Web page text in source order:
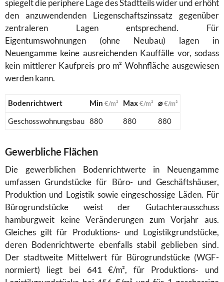
spiegelt die periphere Lage des Stadtteils wider und erhöht
den anzuwendenden Liegenschaftszinssatz gegenüber
zentraleren Lagen entsprechend. Für
Eigentumswohnungen (ohne Neubau) lagen in
Neuengamme keine ausreichenden Kauffälle vor, sodass
kein mittlerer Kaufpreis pro m² Wohnfläche ausgewiesen
werden kann.
Bodenrichtwert Min €/m² Max€/m² ⌀€/m²
Geschosswohnungsbau 880 880 880
Gewerbliche Flächen
Die gewerblichen Bodenrichtwerte in Neuengamme
umfassen Grundstücke für Büro- und Geschäftshäuser,
Produktion und Logistik sowie eingeschossige Läden. Für
Bürogrundstücke weist der Gutachterausschuss
hamburgweit keine Veränderungen zum Vorjahr aus.
Gleiches gilt für Produktions- und Logistikgrundstücke,
deren Bodenrichtwerte ebenfalls stabil geblieben sind.
Der stadtweite Mittelwert für Bürogrundstücke (WGF-
normiert) liegt bei 641 €/m², für Produktions- und